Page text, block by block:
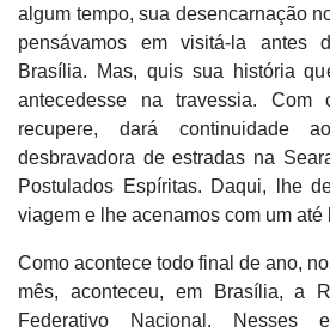
algum tempo, sua desencarnação
pensávamos em visitá-la
Brasília. Mas, quis sua história
antecedesse na travessia. Com
recupere, dará continuidade
desbravadora de estradas na
Postulados Espíritas. Daqui, lhe
viagem e lhe acenamos com um até
Como acontece todo final de ano,
mês, aconteceu, em Brasília, a
Federativo Nacional. Nesses